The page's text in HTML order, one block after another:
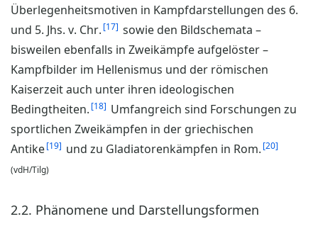
Überlegenheitsmotiven in Kampfdarstellungen des 6.
und 5. Jhs. v. Chr. 17 sowie den Bildschemata –
bisweilen ebenfalls in Zweikämpfe aufgelöster –
Kampfbilder im Hellenismus und der römischen
Kaiserzeit auch unter ihren ideologischen
Bedingtheiten. 18
Umfangreich sind Forschungen zu
sportlichen Zweikämpfen in der griechischen
Antike 19 und zu Gladiatorenkämpfen in Rom. 20
(vdH/Tilg)
2.2. Phänomene und Darstellungsformen